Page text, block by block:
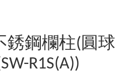
銹鋼欄柱(圓球
R1S(A))